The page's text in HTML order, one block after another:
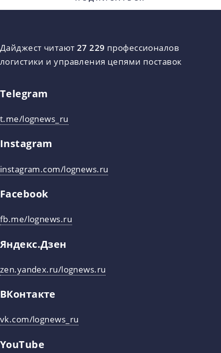
Дайджест читают 27 229 профессионалов
логистики и управления цепями поставок
Telegram
t.me/lognews_ru
Instagram
instagram.com/lognews.ru
Facebook
fb.me/lognews.ru
Яндекс.Дзен
zen.yandex.ru/lognews.ru
ВКонтакте
vk.com/lognews_ru
YouTube